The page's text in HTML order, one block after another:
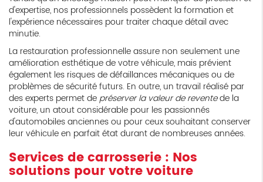
d'expertise, nos professionnels possèdent la formation et
l'expérience nécessaires pour traiter chaque détail avec
minutie.
La restauration professionnelle assure non seulement une
amélioration esthétique de votre véhicule, mais prévient
également les risques de défaillances mécaniques ou de
problèmes de sécurité futurs. En outre, un travail réalisé par
des experts permet de préserver la valeur de reventede la
voiture, un atout considérable pour les passionnés
d'automobiles anciennes ou pour ceux souhaitant conserver
leur véhicule en parfait état durant de nombreuses années.
Services de carrosserie : Nos
solutions pour votre voiture